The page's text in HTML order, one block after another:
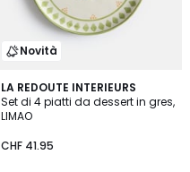
Novità
LA REDOUTE INTERIEURS
Set di 4 piatti da dessert in gres,
LIMAO
CHF 41.95